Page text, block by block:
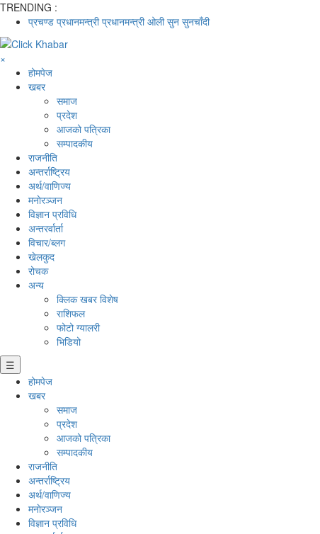
TRENDING :
प्रचण्ड प्रधानमन्त्री प्रधानमन्त्री ओली सुन सुनचाँदी
×
होमपेज
खबर
समाज
प्रदेश
आजको पत्रिका
सम्पादकीय
राजनीति
अन्तर्राष्ट्रिय
अर्थ/वाणिज्य
मनाेरञ्जन
विज्ञान प्रविधि
अन्तरर्वार्ता
विचार/ब्लग
खेलकुद
रोचक
अन्य
क्लिक खबर विशेष
राशिफल
फोटो ग्यालरी
भिडियो
☰
होमपेज
खबर
समाज
प्रदेश
आजको पत्रिका
सम्पादकीय
राजनीति
अन्तर्राष्ट्रिय
अर्थ/वाणिज्य
मनाेरञ्जन
विज्ञान प्रविधि